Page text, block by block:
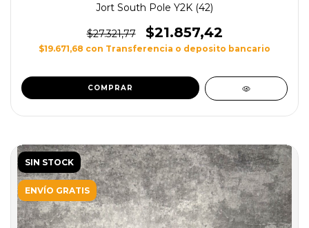
Jort South Pole Y2K (42)
$27.321,77 $21.857,42
$19.671,68 con Transferencia o deposito bancario
SIN STOCK
ENVÍO GRATIS